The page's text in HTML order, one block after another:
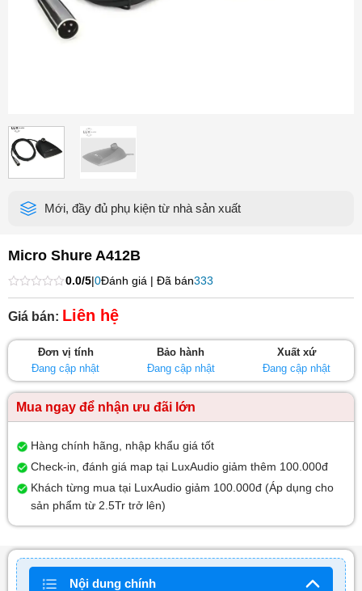
Mới, đầy đủ phụ kiện từ nhà sản xuất
Micro Shure A412B
Được
xếp
hạng
5
0.0/5|0Đánh giá | Đã bán333
Giá bán: Liên hệ
Đơn vị tính
Đang cập nhật
Bảo hành
Đang cập nhật
Xuất xứ
Đang cập nhật
Mua ngay để nhận ưu đãi lớn
Hàng chính hãng, nhập khẩu giá tốt
Check-in, đánh giá map tại LuxAudio giảm thêm 100.000đ
Khách từng mua tại LuxAudio giảm 100.000đ (Áp dụng cho
sản phẩm từ 2.5Tr trở lên)
Nội dung chính